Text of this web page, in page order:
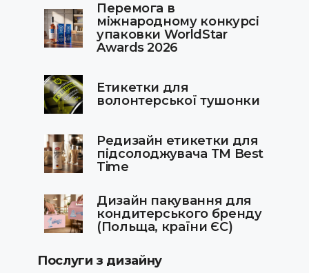
Перемога в
міжнародному конкурсі
упаковки WorldStar
Awards 2026
Етикетки для
волонтерської тушонки
Редизайн етикетки для
підсолоджувача ТМ Best
Time
Дизайн пакування для
кондитерського бренду
(Польща, країни ЄС)
Послуги з дизайну